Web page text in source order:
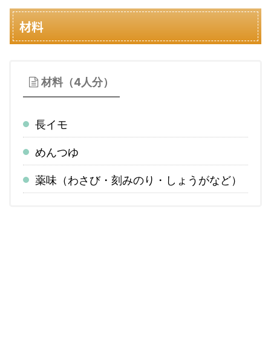
材料
材料（4人分）
長イモ
めんつゆ
薬味（わさび・刻みのり・しょうがなど）